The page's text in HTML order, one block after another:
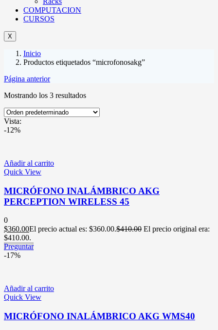
COMPUTACION
CURSOS
X
Inicio
Productos etiquetados “microfonosakg”
Página anterior
Mostrando los 3 resultados
Vista:
-12%
Añadir al carrito
Quick View
MICRÓFONO INALÁMBRICO AKG
PERCEPTION WIRELESS 45
0
$360.00El precio actual es: $360.00.$410.00 El precio original era:
$410.00.
Preguntar
-17%
Añadir al carrito
Quick View
MICRÓFONO INALÁMBRICO AKG WMS40